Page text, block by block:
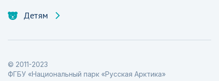
Детям
© 2011-2023
ФГБУ «Национальный парк «Русская Арктика»